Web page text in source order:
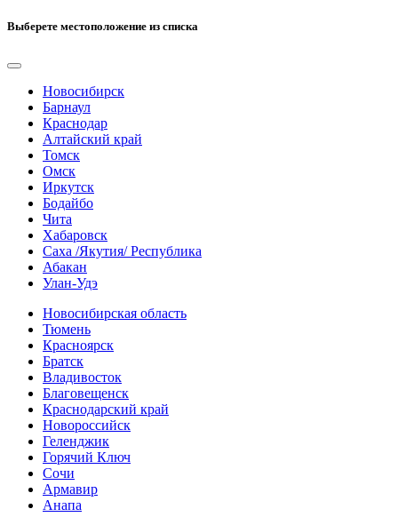
Выберете местоположение из списка
Новосибирск
Барнаул
Краснодар
Алтайский край
Томск
Омск
Иркутск
Бодайбо
Чита
Хабаровск
Саха /Якутия/ Республика
Абакан
Улан-Удэ
Новосибирская область
Тюмень
Красноярск
Братск
Владивосток
Благовещенск
Краснодарский край
Новороссийск
Геленджик
Горячий Ключ
Сочи
Армавир
Анапа